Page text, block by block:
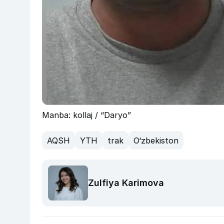
Manba: kollaj / “Daryo”
AQSH YTH trak O‘zbekiston
Zulfiya Karimova